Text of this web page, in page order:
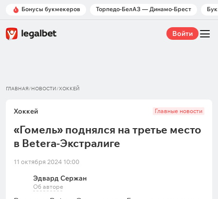
Бонусы букмекеров Торпедо-БелАЗ — Динамо-Брест
Войти
ГЛАВНАЯ/НОВОСТИ/ХОККЕЙ
Хоккей Главные новости
«Гомель» поднялся на третье место
в Betera-Экстралиге
11 октября 2024 10:00
Эдвард Сержан
Об авторе